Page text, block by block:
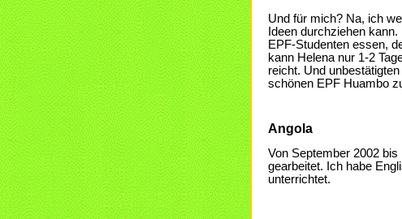
Und für mich? Na, ich
Ideen durchziehen
EPF-Studenten essen,
kann Helena nur 1-2
reicht. Und
schönen EPF Huambo
Angola
Beschreibung
Von September 2002
gearbeitet. Ich habe
unterrichtet.